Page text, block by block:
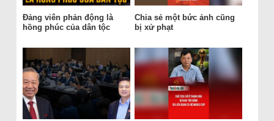
Đảng viên phản động là
hồng phúc của dân tộc
Chia sẻ một bức ảnh cũng
bị xử phạt